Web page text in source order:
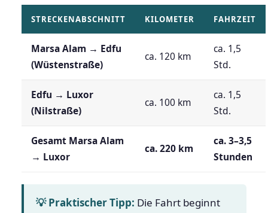
STRECKENABSCHNITT KILOMETER FAHRZEIT
Marsa Alam → Edfu
(Wüstenstraße)
ca. 120 km
ca. 1,5
Std.
Edfu → Luxor
(Nilstraße)
ca. 100 km
ca. 1,5
Std.
Gesamt Marsa Alam
→ Luxor
ca. 220 km
ca. 3–3,5
Stunden
💡 Praktischer Tipp: Die Fahrt beginnt